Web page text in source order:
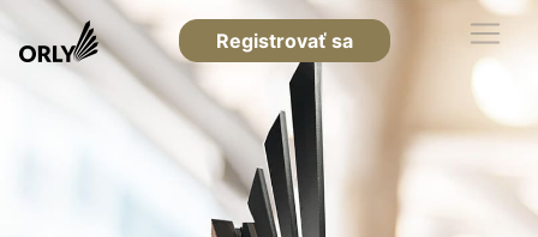
Registrovať sa